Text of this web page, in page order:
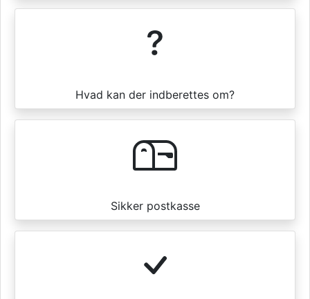
Hvad kan der indberettes om?
Sikker postkasse